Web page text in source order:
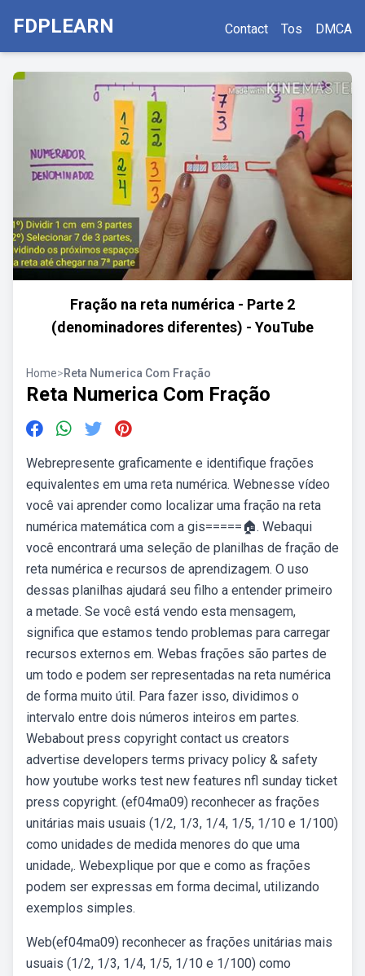
FDPLEARN Contact Tos DMCA
Fração na reta numérica - Parte 2
(denominadores diferentes) - YouTube
Home>Reta Numerica Com Fração
Reta Numerica Com Fração
Webrepresente graficamente e identifique frações
equivalentes em uma reta numérica. Webnesse vídeo
você vai aprender como localizar uma fração na reta
numérica matemática com a gis=====🏠. Webaqui
você encontrará uma seleção de planilhas de fração de
reta numérica e recursos de aprendizagem. O uso
dessas planilhas ajudará seu filho a entender primeiro
a metade. Se você está vendo esta mensagem,
significa que estamos tendo problemas para carregar
recursos externos em. Webas frações são partes de
um todo e podem ser representadas na reta numérica
de forma muito útil. Para fazer isso, dividimos o
intervalo entre dois números inteiros em partes.
Webabout press copyright contact us creators
advertise developers terms privacy policy & safety
how youtube works test new features nfl sunday ticket
press copyright. (ef04ma09) reconhecer as frações
unitárias mais usuais (1/2, 1/3, 1/4, 1/5, 1/10 e 1/100)
como unidades de medida menores do que uma
unidade,. Webexplique por que e como as frações
podem ser expressas em forma decimal, utilizando
exemplos simples.
Web(ef04ma09) reconhecer as frações unitárias mais
usuais (1/2, 1/3, 1/4, 1/5, 1/10 e 1/100) como